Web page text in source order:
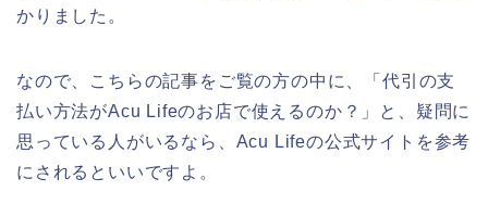
かりました。
なので、こちらの記事をご覧の方の中に、「代引の支
払い方法がAcu Lifeのお店で使えるのか？」と、疑問に
思っている人がいるなら、Acu Lifeの公式サイトを参考
にされるといいですよ。